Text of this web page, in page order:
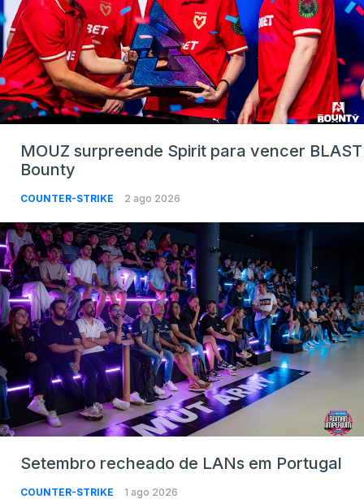
MOUZ surpreende Spirit para vencer BLAST
Bounty
COUNTER-STRIKE 2 ago 2026
Setembro recheado de LANs em Portugal
COUNTER-STRIKE 1 ago 2026